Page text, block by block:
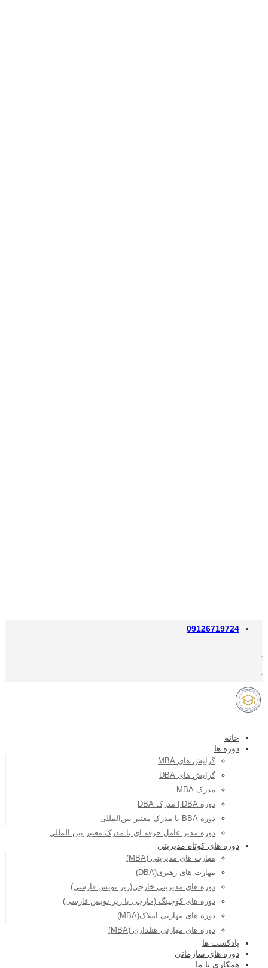
09126719724
خانه
دوره ها
گرایش های MBA
گرایش های DBA
مدرک MBA
دوره DBA | مدرک DBA
دوره BBA با مدرک معتبر بین‌المللی
دوره مدیر عامل حرفه ای با مدرک معتبر بین المللی
دوره های کوتاه مدیریتی
مهارت های مدیریتی (MBA)
مهارت های رهبری(DBA)
دوره های مدیریتی خارجی(زیر نویس فارسی)
دوره های کوچینگ (خارجی با زیر نویس فارسی)
دوره های مهارتی املاک(MBA)
دوره های مهارتی هتلداری (MBA)
پادکست ها
دوره های سازمانی
همکاری با ما